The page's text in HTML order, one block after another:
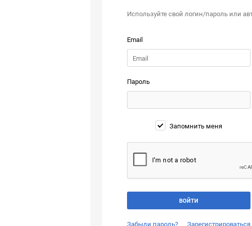
Используйте свой логин/пароль или
Email
Пароль
Запомнить меня
Забыли пароль? Зарегистрироваться